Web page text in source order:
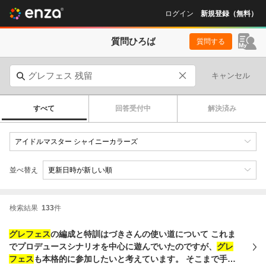
ログイン 新規登録（無料）
質問ひろば 質問する
キャンセル
すべて 回答受付中 解決済み
並べ替え
検索結果 133件
グレフェスの編成と特訓はづきさんの使い道について これま
でプロデュースシナリオを中心に遊んでいたのですが、 グレ
フェスも本格的に参加したいと考えています。 そこまで手持